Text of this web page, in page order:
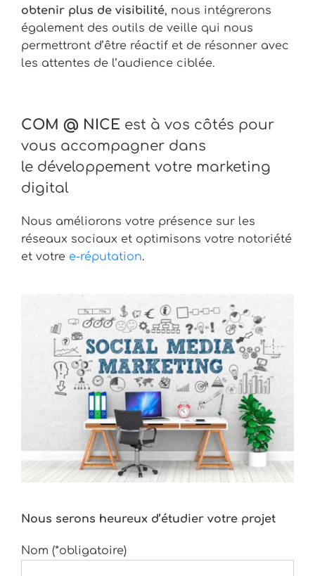
obtenir plus de visibilité, nous intégrerons
également des outils de veille qui nous
permettront d’être réactif et de résonner avec
les attentes de l’audience ciblée.
COM @ NICE est à vos côtés pour
vous accompagner dans
le développement votre marketing
digital
Nous améliorons votre présence sur les
réseaux sociaux et optimisons votre notoriété
et votre e-réputation.
Nous serons heureux d’étudier votre projet
Nom (*obligatoire)